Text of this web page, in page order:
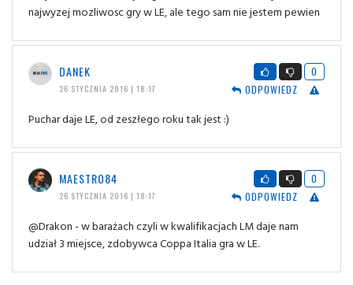
najwyzej mozliwosc gry w LE, ale tego sam nie jestem pewien
DANEK
26 STYCZNIA 2016 | 18:17
0
ODPOWIEDZ
Puchar daje LE, od zeszłego roku tak jest :)
MAESTRO84
26 STYCZNIA 2016 | 18:17
0
ODPOWIEDZ
@Drakon - w barażach czyli w kwalifikacjach LM daje nam
udział 3 miejsce, zdobywca Coppa Italia gra w LE.